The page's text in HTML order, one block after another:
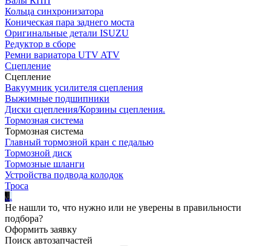
Кольца синхронизатора
Коническая пара заднего моста
Оригинальные детали ISUZU
Редуктор в сборе
Ремни вариатора UTV ATV
Сцепление
Сцепление
Вакуумник усилителя сцепления
Выжимные подшипники
Диски сцепления/Корзины сцепления.
Тормозная система
Тормозная система
Главный тормозной кран с педалью
Тормозной диск
Тормозные шланги
Устройства подвода колодок
Троса
...
Не нашли то, что нужно или не уверены в правильности
подбора?
Оформить заявку
Поиск автозапчастей